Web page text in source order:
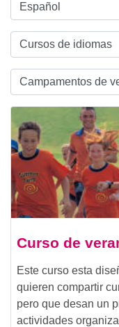
Curso de
Este curso esta
quieren compartir
pero que desan un
actividades